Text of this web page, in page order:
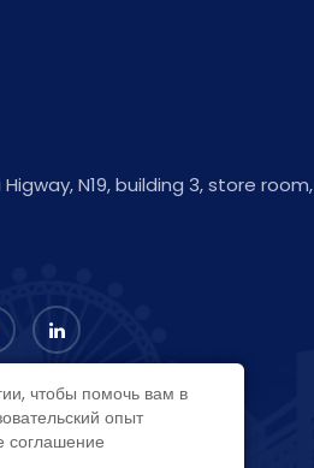
N19, building 3, store room,
чтобы помочь вам в
опыт
соглашение